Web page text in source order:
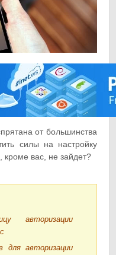
от большинства
силы на настройку
кроме вас, не зайдет?
авторизации
для авторизации